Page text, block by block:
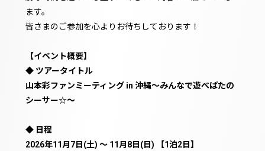
ます。
皆さまのご参加を心よりお待ちしております！
【イベント概要】
◆ ツアータイトル
山本彩ファンミーティング in 沖縄〜みんなで遊べばたの
シーサー☆〜
◆ 日程
2026年11月7日(土) 〜 11月8日(日) 【1泊2日】